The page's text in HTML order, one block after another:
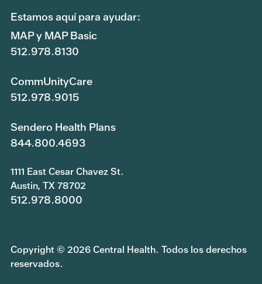
Estamos aquí para ayudar:
MAP y MAP Basic
512.978.8130
CommUnityCare
512.978.9015
Sendero Health Plans
844.800.4693
1111 East Cesar Chavez St.
Austin, TX 78702
512.978.8000
Copyright © 2026 Central Health. Todos los derechos
reservados.